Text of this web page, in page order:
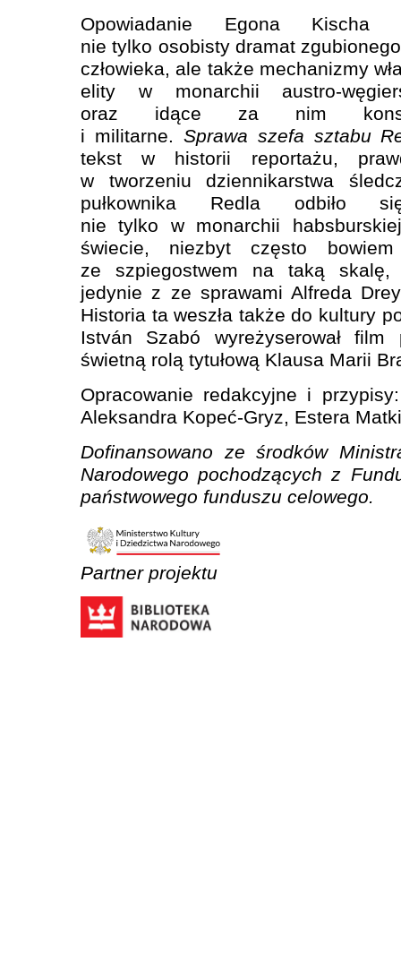
Opowiadanie Egona Kischa
nie tylko osobisty dramat
człowieka, ale także mechanizmy
elity w monarchii austro-
oraz idące za nim
i militarne. Sprawa szefa sztabu
tekst w historii reportażu,
w tworzeniu dziennikarstwa
pułkownika Redla odbiło
nie tylko w monarchii
świecie, niezbyt często
ze szpiegostwem na taką skalę,
jedynie z ze sprawami Alfreda
Historia ta weszła także do kultury
István Szabó wyreżyserował
świetną rolą tytułową Klausa Marii
Opracowanie redakcyjne i
Aleksandra Kopeć-Gryz, Estera
Dofinansowano ze środków
Narodowego pochodzących z
państwowego funduszu celowego.
Partner projektu